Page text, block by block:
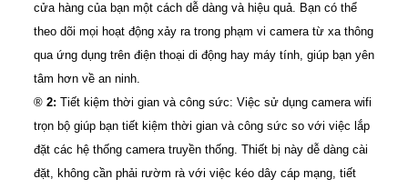
cửa hàng của bạn một cách dễ dàng và hiệu quả. Bạn có thể
theo dõi mọi hoạt động xảy ra trong phạm vi camera từ xa thông
qua ứng dụng trên điện thoại di động hay máy tính, giúp bạn yên
tâm hơn về an ninh.
®️ 2: Tiết kiệm thời gian và công sức: Việc sử dụng camera wifi
trọn bộ giúp bạn tiết kiệm thời gian và công sức so với việc lắp
đặt các hệ thống camera truyền thống. Thiết bị này dễ dàng cài
đặt, không cần phải rườm rà với việc kéo dây cáp mạng, tiết